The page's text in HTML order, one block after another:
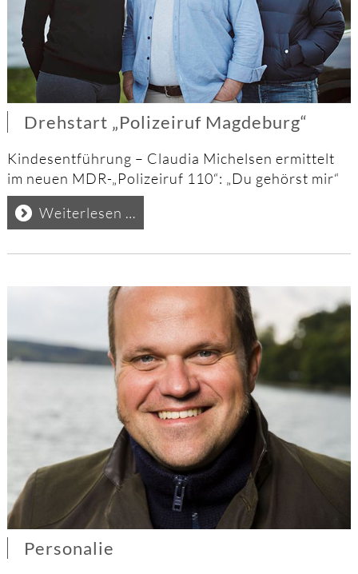
Drehstart „Polizeiruf Magdeburg“
Kindesentführung – Claudia Michelsen ermittelt
im neuen MDR-„Polizeiruf 110“: „Du gehörst mir“
Weiterlesen …
„Polizeiruf
Magdeburg“
Personalie